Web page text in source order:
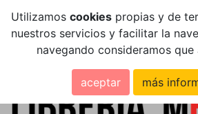
Utilizamos cookies propias y de
nuestros servicios y facilitar la
navegando consideramos que
aceptar más